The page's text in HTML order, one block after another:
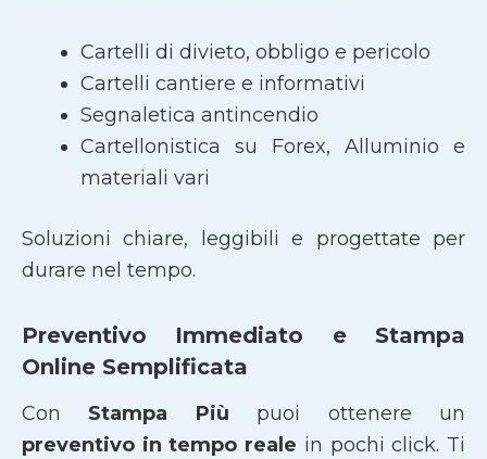
Cartelli di divieto, obbligo e pericolo
Cartelli cantiere e informativi
Segnaletica antincendio
Cartellonistica su Forex, Alluminio e
materiali vari
Soluzioni chiare, leggibili e progettate per
durare nel tempo.
Preventivo Immediato e Stampa
Online Semplificata
Con Stampa Più puoi ottenere un
preventivo in tempo reale in pochi click. Ti